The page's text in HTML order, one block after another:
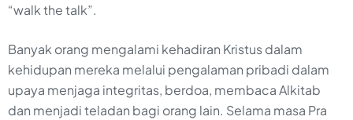
“walk the talk”.
Banyak orang mengalami kehadiran Kristus dalam
kehidupan mereka melalui pengalaman pribadi dalam
upaya menjaga integritas, berdoa, membaca Alkitab
dan menjadi teladan bagi orang lain. Selama masa Pra